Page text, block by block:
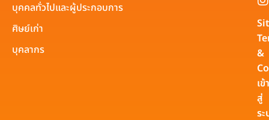
บุคคลทั่วไปและผู้ประกอบการ
ศิษย์เก่า
บุคลากร
&
เข้า
สู่
ร